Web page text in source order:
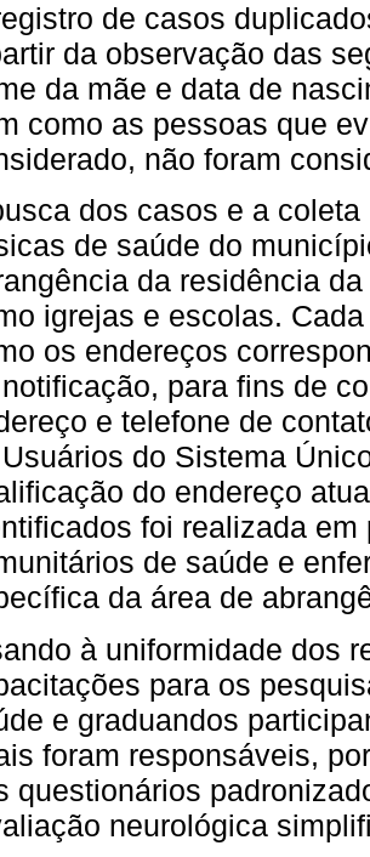
de casos
da observação das
da mãe e data de
como as pessoas que
não foram
dos casos e a
de saúde do
da residência
igrejas e escolas.
os endereços
para fins de
e telefone de
do Sistema
do endereço
foi realizada
de saúde e
da área de
à uniformidade dos
para os
e graduandos
foram responsáveis,
questionários
neurológica